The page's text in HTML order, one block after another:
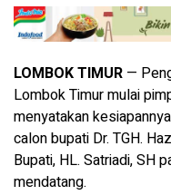
LOMBOK TIMUR —
Lombok Timur mulai
menyatakan
calon bupati Dr. TGH.
Bupati, HL. Satriadi, SH
mendatang.